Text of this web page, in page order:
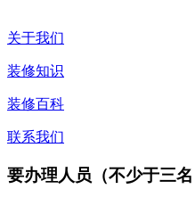
关于我们
装修知识
装修百科
联系我们
要办理人员（不少于三